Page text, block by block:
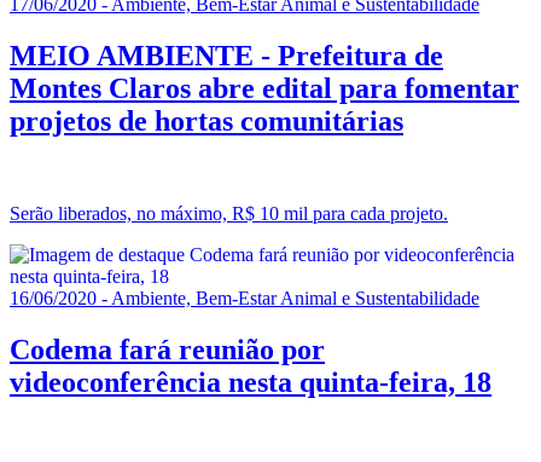
17/06/2020 - Ambiente, Bem-Estar Animal e Sustentabilidade
MEIO AMBIENTE - Prefeitura de
Montes Claros abre edital para fomentar
projetos de hortas comunitárias
Serão liberados, no máximo, R$ 10 mil para cada projeto.
16/06/2020 - Ambiente, Bem-Estar Animal e Sustentabilidade
Codema fará reunião por
videoconferência nesta quinta-feira, 18